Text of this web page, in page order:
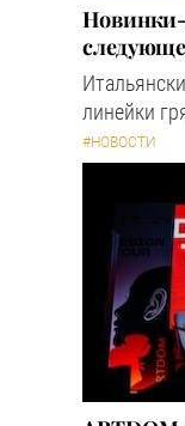
Новинки-
линейки
#НОВОСТИ